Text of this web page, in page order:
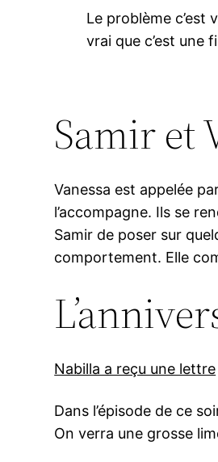
Le problème c’est
vrai que c’est une
Samir et
Vanessa est appelée
l’accompagne. Ils se
Samir de poser sur
comportement. Elle
Nabilla a reçu une lettre
Dans l’épisode de ce
On verra une grosse